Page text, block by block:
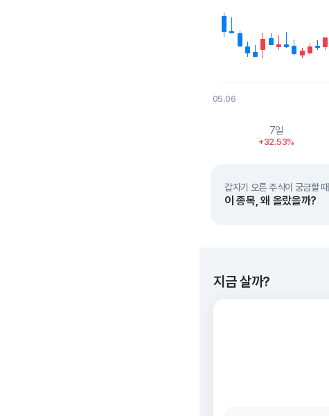
05.06
7일
+32.53%
갑자기 오른 주식이 궁금할 때
이 종목, 왜 올랐을까?
지금 살까?